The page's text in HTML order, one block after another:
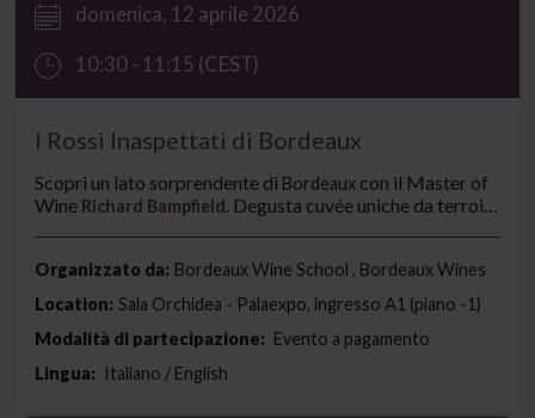
domenica, 12 aprile 2026
10:30 - 11:15 (CEST)
I Rossi Inaspettati di Bordeaux
Scopri un lato sorprendente di Bordeaux con il Master of
Wine Richard Bampfield. Degusta cuvée uniche da terroir
il futuro dei Bordeaux.
Organizzato da: Bordeaux Wine School , Bordeaux Wines
Location: Sala Orchidea - Palaexpo, ingresso A1 (piano -1)
Modalità di partecipazione: Evento a pagamento
Lingua: Italiano / English